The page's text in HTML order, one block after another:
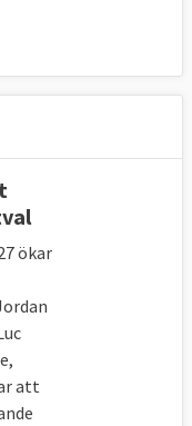
ökar
att